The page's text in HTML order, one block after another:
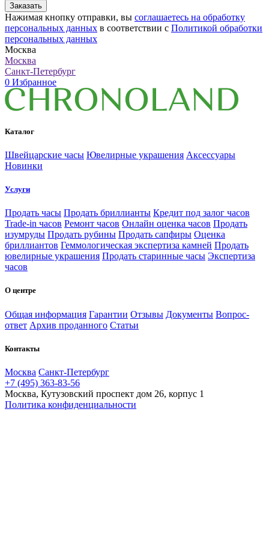
Заказать
Нажимая кнопку отправки, вы соглашаетесь на обработку
персональных данных в соответствии с Политикой обработки
персональных данных
Москва
Москва
Санкт-Петербург
0 Избранное
Каталог
Швейцарские часы Ювелирные украшения Аксессуары
Новинки
Услуги
Продать часы Продать бриллианты Кредит под залог часов
Trade-in часов Ремонт часов Онлайн оценка часов Продать
изумруды Продать рубины Продать сапфиры Оценка
бриллиантов Геммологическая экспертиза камней Продать
ювелирные украшения Продать старинные часы Экспертиза
часов
О центре
Общая информация Гарантии Отзывы Документы Вопрос-
ответ Архив проданного Статьи
Контакты
Москва Санкт-Петербург
+7 (495) 363-83-56
Москва, Кутузовский проспект дом 26, корпус 1
Политика конфиденциальности